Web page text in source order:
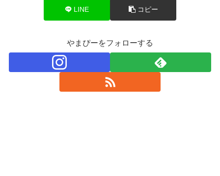
LINE コピー
やまぴーをフォローする